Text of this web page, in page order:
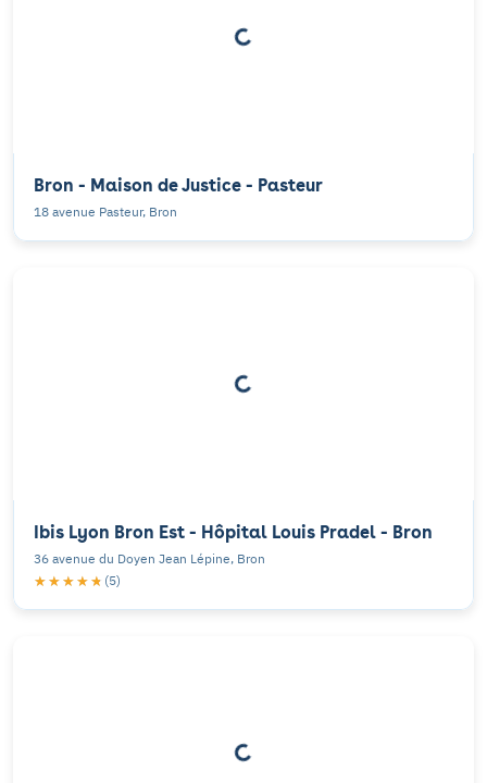
Bron - Maison de Justice - Pasteur
18 avenue Pasteur, Bron
Ibis Lyon Bron Est - Hôpital Louis Pradel - Bron
36 avenue du Doyen Jean Lépine, Bron
★★★★★
★★★★★ (5)